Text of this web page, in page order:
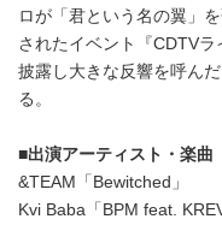
ロが「君という名の翼」
されたイベント『CDTV
披露し大きな反響を呼ん
る。
■出演アーティスト・楽曲
&TEAM「Bewitched」
Kvi Baba「BPM feat.